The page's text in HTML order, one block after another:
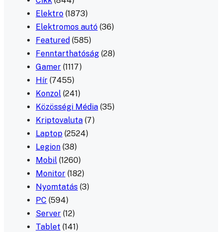
Elektro (1873)
Elektromos autó (36)
Featured (585)
Fenntarthatóság (28)
Gamer (1117)
Hír (7455)
Konzol (241)
Közösségi Média (35)
Kriptovaluta (7)
Laptop (2524)
Legion (38)
Mobil (1260)
Monitor (182)
Nyomtatás (3)
PC (594)
Server (12)
Tablet (141)